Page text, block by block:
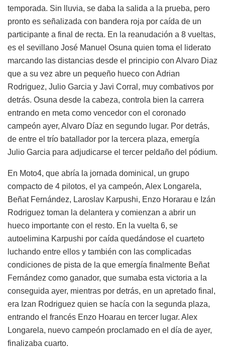
temporada. Sin lluvia, se daba la salida a la prueba, pero
pronto es señalizada con bandera roja por caída de un
participante a final de recta. En la reanudación a 8 vueltas,
es el sevillano José Manuel Osuna quien toma el liderato
marcando las distancias desde el principio con Alvaro Diaz
que a su vez abre un pequeño hueco con Adrian
Rodriguez, Julio Garcia y Javi Corral, muy combativos por
detrás. Osuna desde la cabeza, controla bien la carrera
entrando en meta como vencedor con el coronado
campeón ayer, Alvaro Díaz en segundo lugar. Por detrás,
de entre el trío batallador por la tercera plaza, emergía
Julio Garcia para adjudicarse el tercer peldaño del pódium.
En Moto4, que abría la jornada dominical, un grupo
compacto de 4 pilotos, el ya campeón, Alex Longarela,
Beñat Fernández, Laroslav Karpushi, Enzo Horarau e Izán
Rodriguez toman la delantera y comienzan a abrir un
hueco importante con el resto. En la vuelta 6, se
autoelimina Karpushi por caída quedándose el cuarteto
luchando entre ellos y también con las complicadas
condiciones de pista de la que emergía finalmente Beñat
Fernández como ganador, que sumaba esta victoria a la
conseguida ayer, mientras por detrás, en un apretado final,
era Izan Rodriguez quien se hacía con la segunda plaza,
entrando el francés Enzo Hoarau en tercer lugar. Alex
Longarela, nuevo campeón proclamado en el día de ayer,
finalizaba cuarto.